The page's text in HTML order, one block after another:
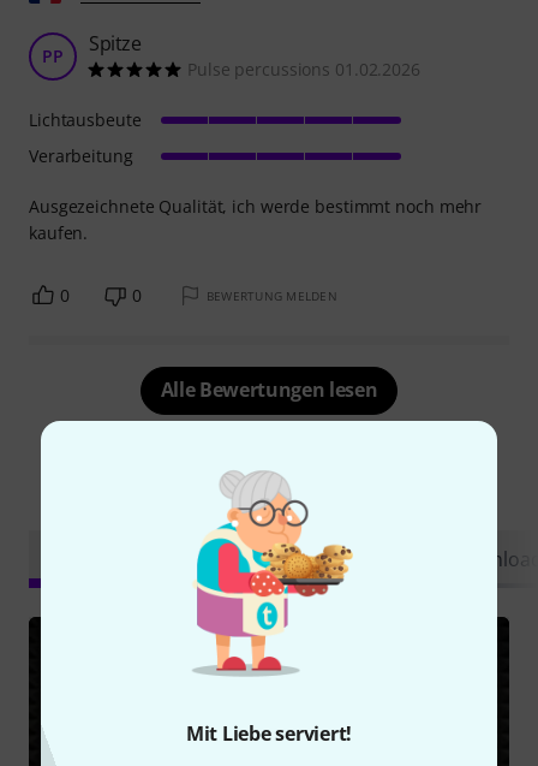
Mit Liebe serviert!
PP Spitze
Pulse percussions 01.02.2026
Ausgezeichnete Qualität, ich werde bestimmt noch mehr
kaufen.
Lichtausbeute
Verarbeitung
0 0 BEWERTUNG MELDEN
Alle Bewertungen lesen
Schon gewusst?
Ratgeber Testberichte